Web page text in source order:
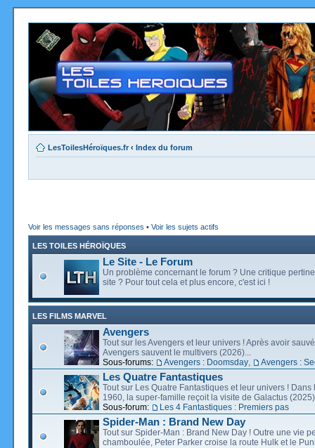
LesToilesHéroïques.fr ‹ Index du forum
Voir les messages sans réponses • Voir les sujets actifs
LES TOILES HÉROÏQUES
Le Site - Le Forum
Un problème concernant le forum ? Une critique
site ? Pour tout cela et plus encore, c'est ici !
LES FILMS MARVEL
Avengers
Tout sur les Avengers et leur univers ! Après avoir
Avengers sauvent le multivers (2026)...
Sous-forums:
Avengers : Doomsday Avengers :
Les Quatre Fantastiques
Tout sur Les Quatre Fantastiques et leur univers ! Dans
1960, la super-famille reçoit la visite de Galactus
Sous-forum:
Les 4 Fantastiques : Premiers pas
Spider-Man : Brand New Day
Tout sur Spider-Man : Brand New Day ! Outre une vie
chamboulée, Peter Parker croise la route Hulk et le